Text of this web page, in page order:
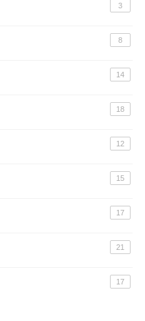
3
8
14
18
12
15
17
21
17